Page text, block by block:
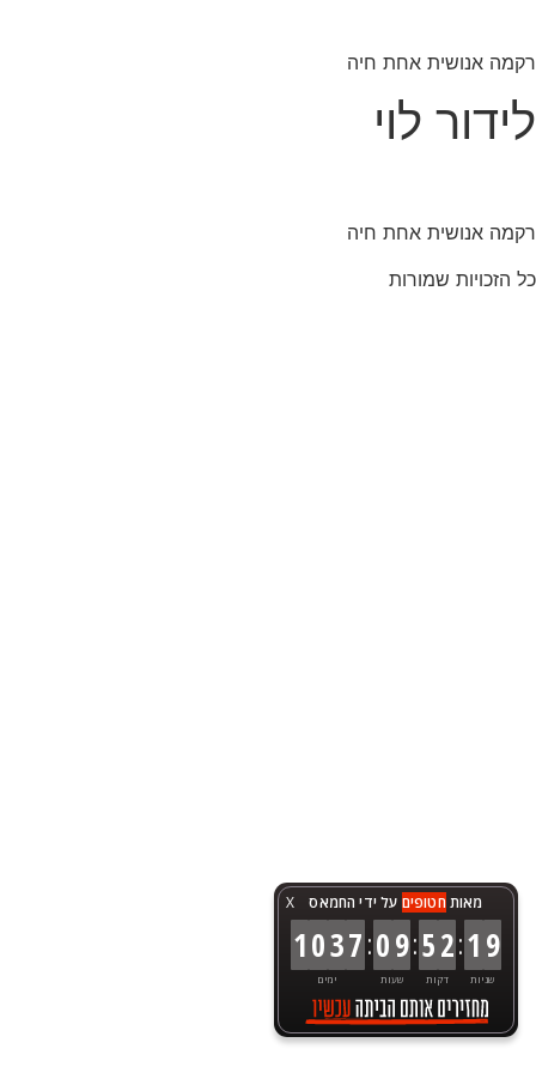
X מאותחטופים על ידי החמאס
1037
ימים
:09
שעות
:52
דקות
:19
שניות
רקמה אנושית אחת חיה
לידור לוי
רקמה אנושית אחת חיה
כל הזכויות שמורות